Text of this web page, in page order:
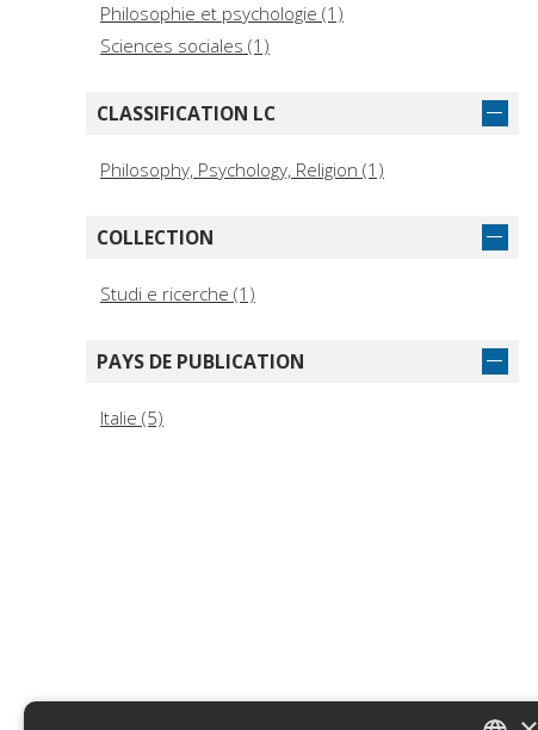
Philosophie et psychologie (1)
Sciences sociales (1)
CLASSIFICATION LC
Philosophy, Psychology, Religion (1)
COLLECTION
Studi e ricerche (1)
PAYS DE PUBLICATION
Italie (5)